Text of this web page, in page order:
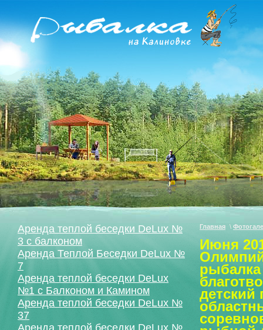
Аренда теплой беседки DeLux №
3 с балконом
Аренда Теплой Беседки DeLux №
7
Аренда теплой беседки DeLux
№1 с Балконом и Камином
Аренда теплой беседки DeLux №
37
Аренда теплой беседки DeLux №
Главная \
Июня
рыбалка
детский